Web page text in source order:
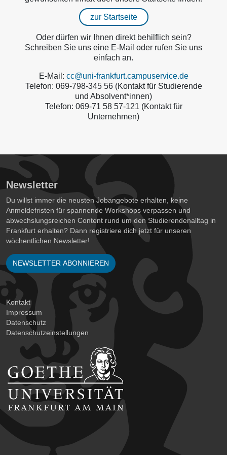
zur Startseite
Oder dürfen wir Ihnen direkt behilflich sein?
Schreiben Sie uns eine E-Mail oder rufen Sie uns
einfach an.
E-Mail: cc@uni-frankfurt.campuservice.de
Telefon: 069-798-345 56 (Kontakt für Studierende
und Absolvent*innen)
Telefon: 069-71 58 57-121 (Kontakt für
Unternehmen)
Newsletter
Du willst immer die neusten Jobangebote erhalten, keine
Anmeldefristen für spannende Workshops verpassen und
abwechslungsreichen Content rund um den Studierendenalltag in
Frankfurt erhalten? Dann registriere dich jetzt für unseren
wöchentlichen Newsletter!
NEWSLETTER ABONNIEREN
Kontakt
Impressum
Datenschutz
Datenschutzeinstellungen